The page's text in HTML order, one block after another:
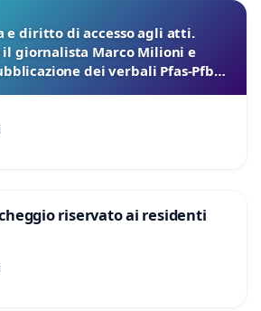
e diritto di accesso agli atti.
il giornalista Marco Milioni e
dei verbali Pfas-Pfba
riservato ai residenti